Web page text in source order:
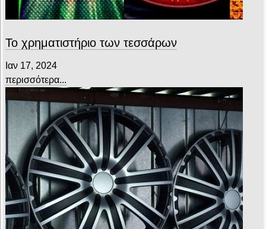
Το χρηματιστήριο των τεσσάρων
Ιαν 17, 2024
περισσότερα...